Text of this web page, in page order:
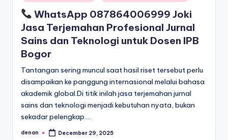
in
WhatsApp 087864006999 Joki
Jasa Terjemahan Profesional Jurnal
Sains dan Teknologi untuk Dosen IPB
Bogor
Tantangan sering muncul saat hasil riset tersebut perlu
disampaikan ke panggung internasional melalui bahasa
akademik global.Di titik inilah jasa terjemahan jurnal
sains dan teknologi menjadi kebutuhan nyata, bukan
sekadar pelengkap.…
Posted
denan December 29, 2025